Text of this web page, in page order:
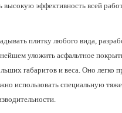
высокую эффективность всей
плитку любого вида,
уложить асфальтное
габаритов и веса. Оно
использовать специальную